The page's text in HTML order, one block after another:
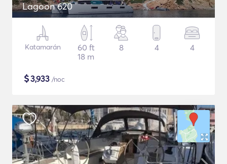
Lagoon 620
Katamarán
60 ft
18 m
8 4 4
$3,933 /noc